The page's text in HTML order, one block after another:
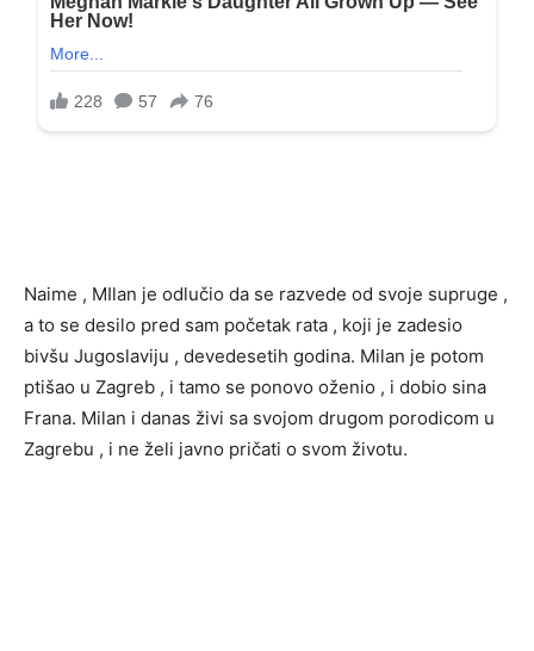
Naime , MIlan je odlučio da se razvede od svoje supruge ,
a to se desilo pred sam početak rata , koji je zadesio
bivšu Jugoslaviju , devedesetih godina. Milan je potom
ptišao u Zagreb , i tamo se ponovo oženio , i dobio sina
Frana. Milan i danas živi sa svojom drugom porodicom u
Zagrebu , i ne želi javno pričati o svom životu.